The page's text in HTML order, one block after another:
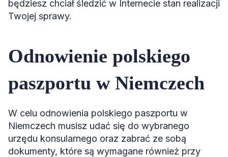
będziesz chciał śledzić w Internecie stan realizacji
Twojej sprawy.
Odnowienie polskiego
paszportu w Niemczech
W celu odnowienia polskiego paszportu w
Niemczech musisz udać się do wybranego
urzędu konsularnego oraz zabrać ze sobą
dokumenty, które są wymagane również przy